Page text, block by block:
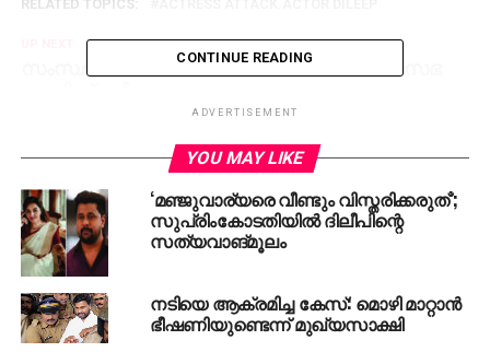
RELATED TOPICS:
സംസ്ഥാനത്ത് പോലീസ് രാജ്; പ്രതിപക്ഷം സഭ
നടിയെ ആക്രമിച്ച കേസ്: ദൃശ്യങ്ങള്‍
ആവശ്യപ്പെട്ട ദിലീപിന്റെ ഹര്‍ജി ഇന്ന്
ഹൈക്കോടതിയില്‍
CONTINUE READING
ADVERTISEMENT
YOU MAY LIKE
‘മഞ്ജുവാര്യരെ വീണ്ടും വിസ്തരിക്കരുത്’;
സുപ്രിംകോടതിയില്‍ ദിലീപിന്റെ
സത്യവാങ്മൂലം
നടിയെ ആക്രമിച്ച കേസ്: മൊഴി മാറ്റാന്‍
ഭീഷണിയുണ്ടെന്ന് മുഖ്യസാക്ഷി